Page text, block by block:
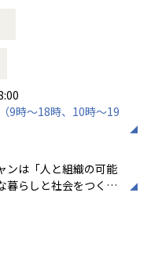
を提供開始
ン「MarketLens」、
カスタマイズ性。「オ
タ」が開いた可能性
20250826/
む住友不動産のオフィ
20250826-2
散したデータを統合
ツールの活用による可
トの成果指標に影響す
分析や成功要因の特
行・モニタリング
連携し、分析結果をプ
9時～18時、10時～19
（月平均10時間）
ンは「人と組織の可能
暮らしと社会をつく
います。理系人材の
ことができず、「TE